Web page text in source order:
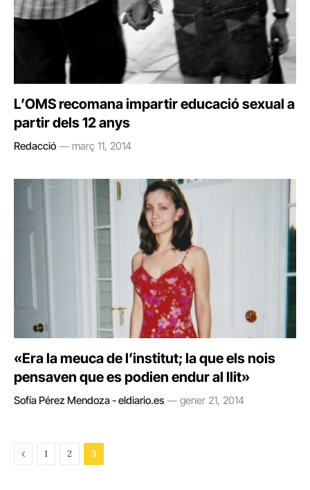
L’OMS recomana impartir educació sexual a
partir dels 12 anys
Redacció març 11, 2014
«Era la meuca de l’institut; la que els nois
pensaven que es podien endur al llit»
Sofía Pérez Mendoza - eldiario.es gener 21, 2014
Previous
1 2 3